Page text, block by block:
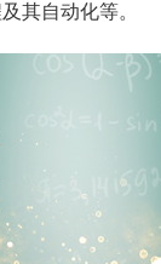
其自动化等。